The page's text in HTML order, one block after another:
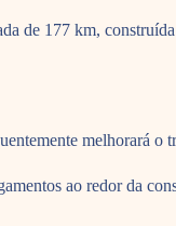
de 177 km,
melhorará o
ao redor da